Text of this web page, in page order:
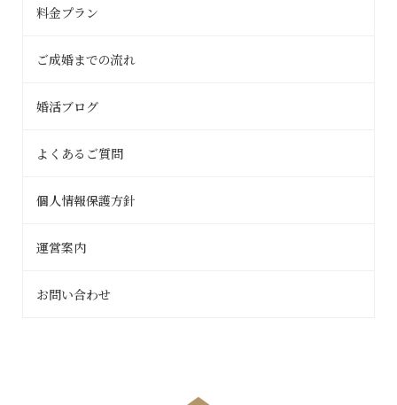
料金プラン
ご成婚までの流れ
婚活ブログ
よくあるご質問
個人情報保護方針
運営案内
お問い合わせ